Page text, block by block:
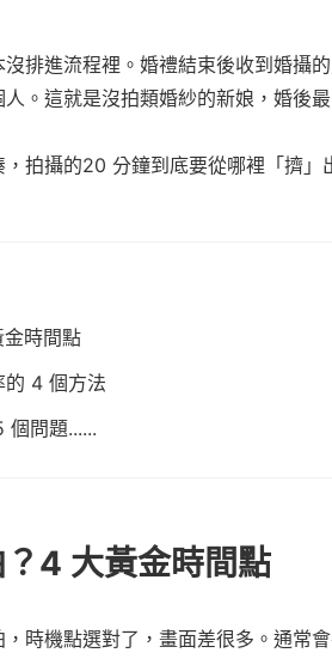
排進流程裡。婚禮結束後收到婚攝
。這就是沒拍類婚紗的新娘，婚後最
拍攝的20 分鐘到底要從哪裡「擠」
時間點
的 4 個方法
個問題......
4 大黃金時間點
時機點選對了，畫面差很多。通常